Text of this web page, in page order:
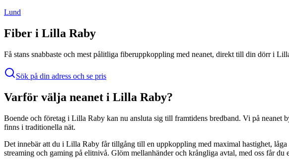
Lund
Fiber i Lilla Raby
Få stans snabbaste och mest pålitliga fiberuppkoppling med neanet, direkt till din dörr i
Sök på din adress och se pris
Varför välja neanet i Lilla Raby?
Boende och företag i Lilla Raby kan nu ansluta sig till framtidens bredband. Vi på neanet
finns i traditionella nät.
Det innebär att du i Lilla Raby får tillgång till en uppkoppling med maximal hastighet,
streaming och gaming på elitnivå. Glöm mellanhänder och krångliga avtal, med oss får